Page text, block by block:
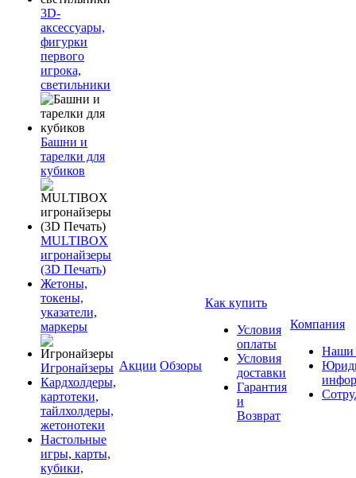
3D-
аксессуары,
фигурки
первого
игрока,
светильники
Башни и
тарелки для
кубиков
MULTIBOX
игронайзеры
(3D Печать)
Жетоны,
токены,
указатели,
маркеры
Игронайзеры
Кардхолдеры,
картотеки,
тайлхолдеры,
жетонотеки
Настольные
игры, карты,
кубики,
Акции Обзоры
Как купить
Условия
оплаты
Условия
доставки
Гарантия
и
Возврат
Компания
Наши